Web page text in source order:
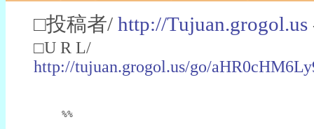
□投稿者/ http://Tujuan.grogol.us
□U R L/
http://tujuan.grogol.us/go/
%%